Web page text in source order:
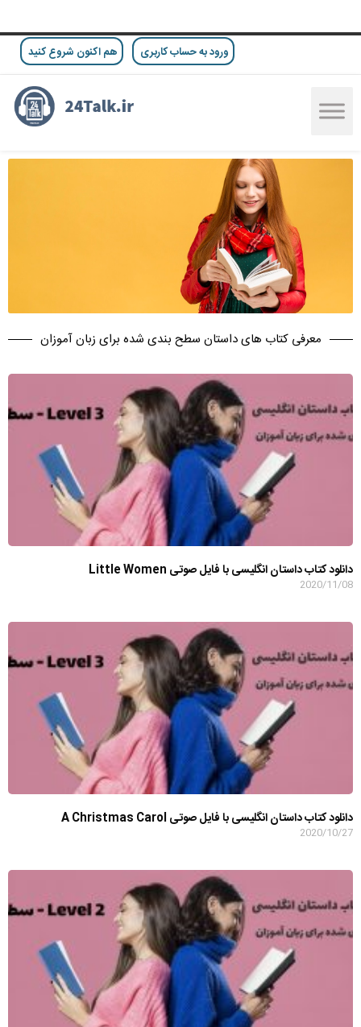
ورود به حساب کاربری هم اکنون شروع کنید
معرفی کتاب های داستان سطح بندی شده برای زبان آموزان
دانلود کتاب داستان انگلیسی با فایل صوتی Little Women
2020/11/08
دانلود کتاب داستان انگلیسی با فایل صوتی A Christmas Carol
2020/10/27